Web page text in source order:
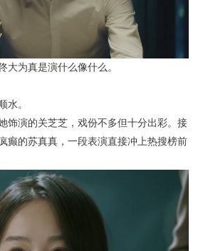
大为真是演什么像什么。
水。
饰演的关芝芝，戏份不多但十分出彩。接
癫的苏真真，一段表演直接冲上热搜榜前